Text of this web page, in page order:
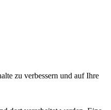
zu verbessern und auf Ihre